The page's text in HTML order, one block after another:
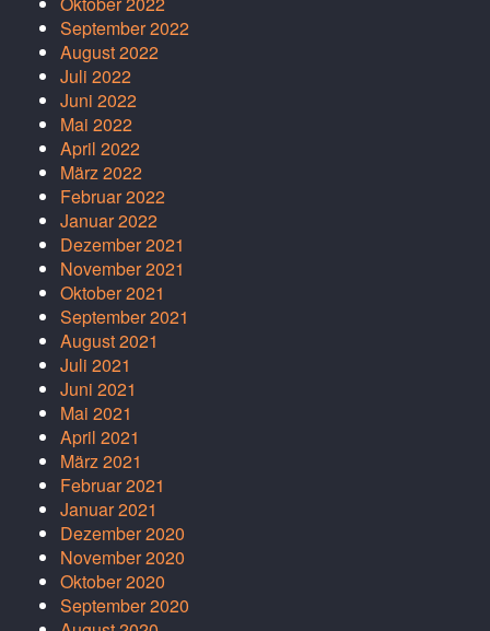
September 2022
August 2022
Juli 2022
Juni 2022
Mai 2022
April 2022
März 2022
Februar 2022
Januar 2022
Dezember 2021
November 2021
Oktober 2021
September 2021
August 2021
Juli 2021
Juni 2021
Mai 2021
April 2021
März 2021
Februar 2021
Januar 2021
Dezember 2020
November 2020
Oktober 2020
September 2020